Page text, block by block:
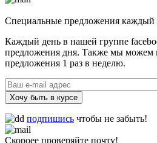
Специальные предложения каждый
Каждый день в нашей группе
предложения дня. Также мы можем
предложения 1 раз в неделю.
Хочу быть в курсе
подпишись чтобы не забыть!
Скороее проверяйте почту!